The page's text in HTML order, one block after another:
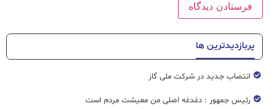
پربازدیدترین ها
انتصاب جدید در شرکت ملی گاز
رئیس جمهور : دغدغه اصلی من معیشت مردم است